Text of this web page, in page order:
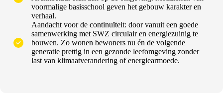
voormalige basisschool geven het gebouw karakter en
verhaal.
Aandacht voor de continuïteit: door vanuit een goede
samenwerking met SWZ circulair en energiezuinig te
bouwen. Zo wonen bewoners nu én de volgende
generatie prettig in een gezonde leefomgeving zonder
last van klimaatverandering of energiearmoede.